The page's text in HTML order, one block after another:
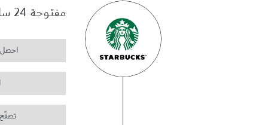
مفتوحة 24 ساعة
احصل